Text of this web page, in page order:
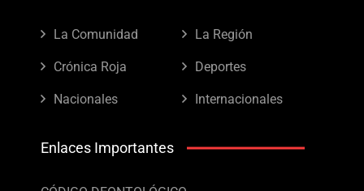
La Comunidad La Región
Crónica Roja Deportes
Nacionales Internacionales
Enlaces Importantes